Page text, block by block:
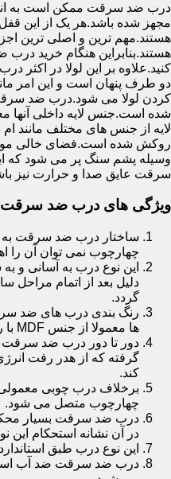
درب ضد سرقت ممکن است به
مجهز شده باشد.هر یک از این
هستند.مهم ترین و اصلی ترین
هستند.بنابراین هنگام خرید
کنید.علاوه بر این لولا در اکثر
دو طرف پنهان است و این امر
کردن لولا می شود.درب ضد
شده است.جنس لایه داخلی آنها
لایه از جنس های مختلف مانند
روکش شده است.فضای خالی
وسیله پشم سنگ پر می شود که
سرقت عایق صدا و حرارت نیز
ویژگی های درب ضد سرقت
ساختار درب ضد سرقت به
چهارچوب نمی توان آن را
این نوع درب به آسانی
دلیل بعد از اتمام
گردد.
رنگ بندی درب های ضد
ها معمولا از جنس MDF با روکش رنگ یا PVC می باشد.
دور تا دور درب ضد سرقت
گرفته که از هدر رفت
کند.
برخلاف درب چوبی
چهارچوب متصل می شود.
درب ضد سرقت بسیار
در آن نشانه استحکام
این نوع درب طبق
درب ضد سرقت ضد آب